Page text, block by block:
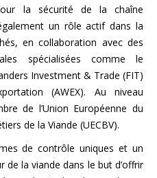
pour la sécurité de la chaîne
un rôle actif dans la
en collaboration avec des
spécialisées comme le
Investment & Trade (FIT)
(AWEX). Au niveau
de l’Union Européenne du
de la Viande (UECBV).
de contrôle uniques et un
de la viande dans le but d’offrir